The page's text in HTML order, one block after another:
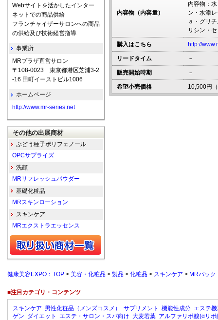
内容物（内容量）
内容物：
ン・水添
ａ・グリ
リシン・
購入はこちら http://
リードタイム －
販売開始時期 －
希望小売価格 10,500円
Webサイトを活かしたインター
ネットでの商品供給
フランチャイザーサロンへの商品
の供給及び技術経営指導
事業所
MRプラザ直営サロン
〒108-0023 東京都港区芝浦3-2
-16 田町イーストビル1006
ホームページ
http://www.mr-series.net
その他の出展商材
ぶどう種子ポリフェノール
OPCサプライズ
洗顔
MRリフレッシュパウダー
基礎化粧品
MRスキンローション
スキンケア
MRエクストラエッセンス
健康美容EXPO：TOP > 美容・化粧品 > 製品 > 化粧品 > スキンケア > MRパック
■注目カテゴリ・コンテンツ
スキンケア 男性化粧品（メンズコスメ） サプリメント 機能性成分 エステ
ゲン ダイエット エステ・サロン・スパ向け 大麦若葉 アルファリポ酸(αリポ